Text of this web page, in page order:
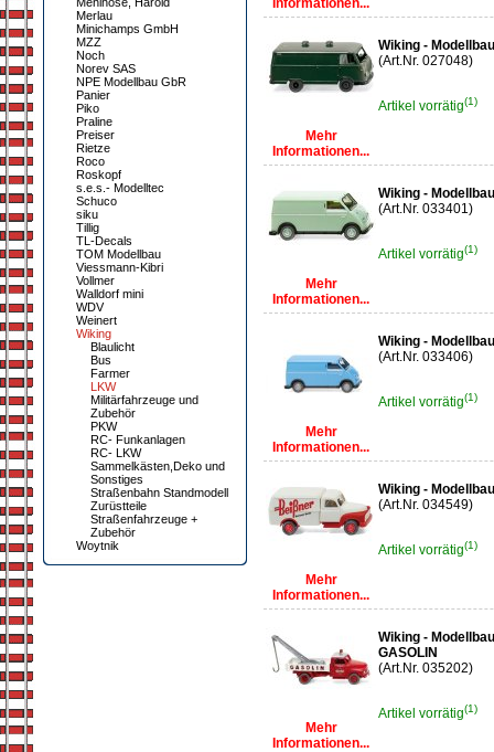
Merlau
Minichamps GmbH
MZZ
Noch
Norev SAS
NPE Modellbau GbR
Panier
Piko
Praline
Preiser
Rietze
Roco
Roskopf
s.e.s.- Modelltec
Schuco
siku
Tillig
TL-Decals
TOM Modellbau
Viessmann-Kibri
Vollmer
Walldorf mini
WDV
Weinert
Wiking
Blaulicht
Bus
Farmer
LKW
Militärfahrzeuge und
Zubehör
PKW
RC- Funkanlagen
RC- LKW
Sammelkästen,Deko und
Sonstiges
Straßenbahn Standmodell
Zurüstteile
Straßenfahrzeuge +
Zubehör
Woytnik
Informationen...
Mehr
Informationen...
Wiking -
(Art.Nr. 027048)
Artikel vorrätig(1)
Mehr
Informationen...
Wiking -
(Art.Nr. 033401)
Artikel vorrätig(1)
Mehr
Informationen...
Wiking -
(Art.Nr. 033406)
Artikel vorrätig(1)
Mehr
Informationen...
Wiking -
(Art.Nr. 034549)
Artikel vorrätig(1)
Mehr
Informationen...
Wiking -
GASOLIN
(Art.Nr. 035202)
Artikel vorrätig(1)